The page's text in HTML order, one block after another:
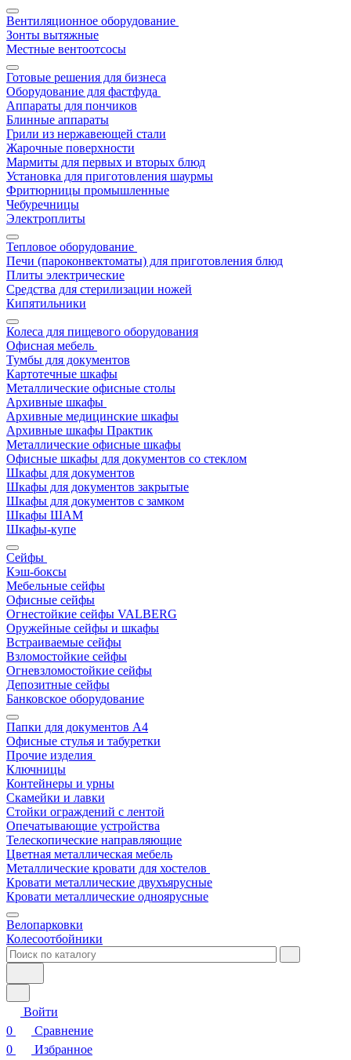
Вентиляционное оборудование
Зонты вытяжные
Местные вентоотсосы
Готовые решения для бизнеса
Оборудование для фастфуда
Аппараты для пончиков
Блинные аппараты
Грили из нержавеющей стали
Жарочные поверхности
Мармиты для первых и вторых блюд
Установка для приготовления шаурмы
Фритюрницы промышленные
Чебуречницы
Электроплиты
Тепловое оборудование
Печи (пароконвектоматы) для приготовления блюд
Плиты электрические
Средства для стерилизации ножей
Кипятильники
Колеса для пищевого оборудования
Офисная мебель
Тумбы для документов
Картотечные шкафы
Металлические офисные столы
Архивные шкафы
Архивные медицинские шкафы
Архивные шкафы Практик
Металлические офисные шкафы
Офисные шкафы для документов со стеклом
Шкафы для документов
Шкафы для документов закрытые
Шкафы для документов с замком
Шкафы ШАМ
Шкафы-купе
Сейфы
Кэш-боксы
Мебельные сейфы
Офисные сейфы
Огнестойкие сейфы VALBERG
Оружейные сейфы и шкафы
Встраиваемые сейфы
Взломостойкие сейфы
Огневзломостойкие сейфы
Депозитные сейфы
Банковское оборудование
Папки для документов A4
Офисные стулья и табуретки
Прочие изделия
Ключницы
Контейнеры и урны
Скамейки и лавки
Стойки ограждений с лентой
Опечатывающие устройства
Телескопические направляющие
Цветная металлическая мебель
Металлические кровати для хостелов
Кровати металлические двухъярусные
Кровати металлические одноярусные
Велопарковки
Колесоотбойники
Войти
0
Сравнение
0
Избранное